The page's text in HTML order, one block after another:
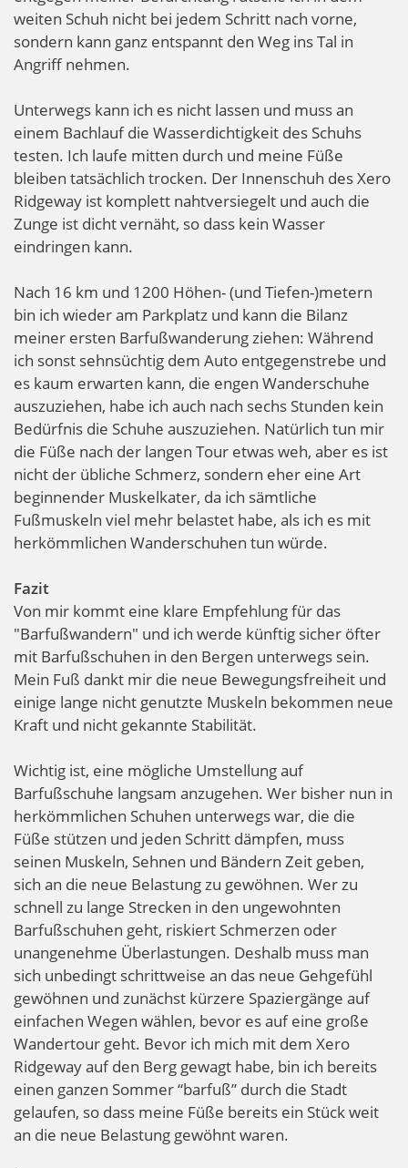
weiten Schuh nicht bei jedem Schritt nach vorne,
sondern kann ganz entspannt den Weg ins Tal in
Angriff nehmen.
Unterwegs kann ich es nicht lassen und muss an
einem Bachlauf die Wasserdichtigkeit des Schuhs
testen. Ich laufe mitten durch und meine Füße
bleiben tatsächlich trocken. Der Innenschuh des Xero
Ridgeway ist komplett nahtversiegelt und auch die
Zunge ist dicht vernäht, so dass kein Wasser
eindringen kann.
Nach 16 km und 1200 Höhen- (und Tiefen-)metern
bin ich wieder am Parkplatz und kann die Bilanz
meiner ersten Barfußwanderung ziehen: Während
ich sonst sehnsüchtig dem Auto entgegenstrebe und
es kaum erwarten kann, die engen Wanderschuhe
auszuziehen, habe ich auch nach sechs Stunden kein
Bedürfnis die Schuhe auszuziehen. Natürlich tun mir
die Füße nach der langen Tour etwas weh, aber es ist
nicht der übliche Schmerz, sondern eher eine Art
beginnender Muskelkater, da ich sämtliche
Fußmuskeln viel mehr belastet habe, als ich es mit
herkömmlichen Wanderschuhen tun würde.
Fazit
Von mir kommt eine klare Empfehlung für das
"Barfußwandern" und ich werde künftig sicher öfter
mit Barfußschuhen in den Bergen unterwegs sein.
Mein Fuß dankt mir die neue Bewegungsfreiheit und
einige lange nicht genutzte Muskeln bekommen neue
Kraft und nicht gekannte Stabilität.
Wichtig ist, eine mögliche Umstellung auf
Barfußschuhe langsam anzugehen. Wer bisher nun in
herkömmlichen Schuhen unterwegs war, die die
Füße stützen und jeden Schritt dämpfen, muss
seinen Muskeln, Sehnen und Bändern Zeit geben,
sich an die neue Belastung zu gewöhnen. Wer zu
schnell zu lange Strecken in den ungewohnten
Barfußschuhen geht, riskiert Schmerzen oder
unangenehme Überlastungen. Deshalb muss man
sich unbedingt schrittweise an das neue Gehgefühl
gewöhnen und zunächst kürzere Spaziergänge auf
einfachen Wegen wählen, bevor es auf eine große
Wandertour geht. Bevor ich mich mit dem Xero
Ridgeway auf den Berg gewagt habe, bin ich bereits
einen ganzen Sommer “barfuß” durch die Stadt
gelaufen, so dass meine Füße bereits ein Stück weit
an die neue Belastung gewöhnt waren.